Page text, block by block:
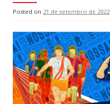
Posted on 21 de setembro de 2022